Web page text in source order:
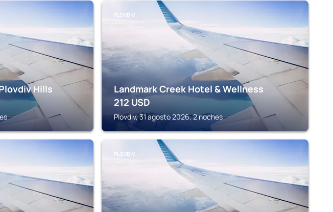
Hills
PLOVDIV
Landmark Creek Hotel & Wellness
212 USD
Plovdiv, 31 agosto 2026, 2 noches
PLOVDIV